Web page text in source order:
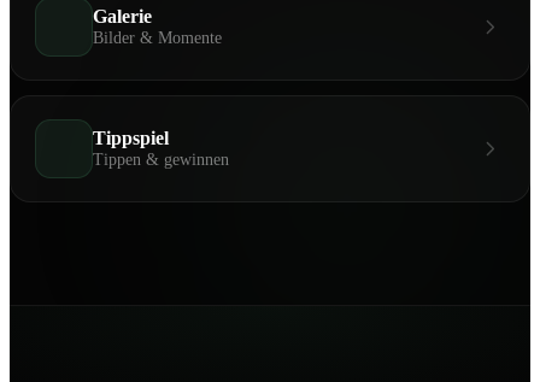
Galerie
Bilder & Momente
Tippspiel
Tippen & gewinnen